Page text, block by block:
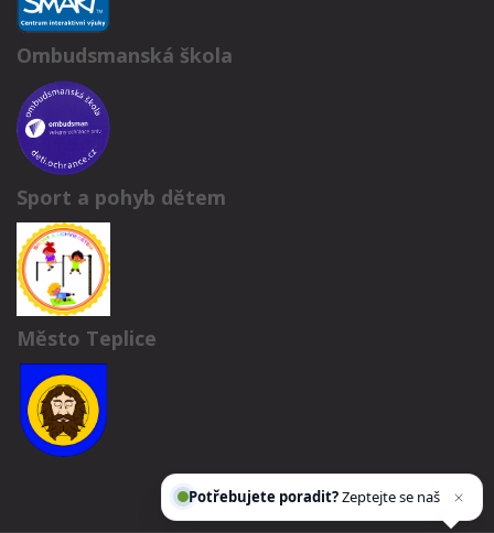
Ombudsmanská škola
Sport a pohyb dětem
Město Teplice
Potřebujete poradit?Zeptejte se našeho
asistentaChettyho.